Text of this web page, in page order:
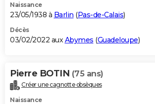
Naissance
23/05/1938 à Barlin (Pas-de-Calais)
Décès
03/02/2022 auxAbymes (Guadeloupe)
Pierre BOTIN (75 ans)
Créer une cagnotte obsèques
Naissance